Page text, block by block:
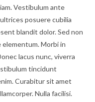
Vestibulum ante
posuere cubilia
blandit dolor. Sed non
elementum. Morbi in
lacus nunc, viverra
tincidunt
Curabitur sit amet
Nulla facilisi.